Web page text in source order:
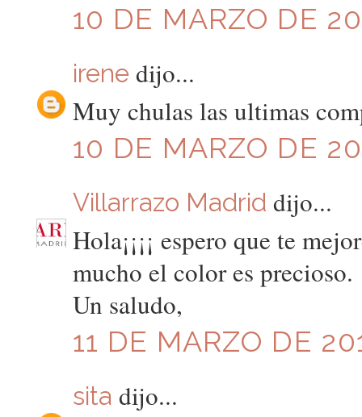
10 DE MARZO DE
irene dijo...
Muy chulas las ultimas
10 DE MARZO DE
Villarrazo Madrid dijo...
Hola¡¡¡¡ espero que te
mucho el color es precioso.
Un saludo,
11 DE MARZO DE
sita dijo...